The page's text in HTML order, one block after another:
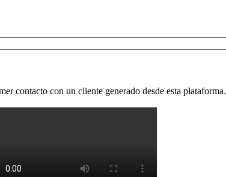
contacto con un cliente generado desde esta plataforma.